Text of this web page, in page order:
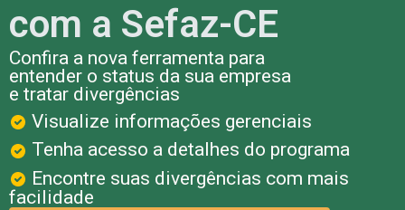
com a Sefaz-CE
Confira a nova ferramenta para
entender o status da sua empresa
e tratar divergências
Visualize informações gerenciais
Tenha acesso a detalhes do programa
Encontre suas divergências com mais
facilidade